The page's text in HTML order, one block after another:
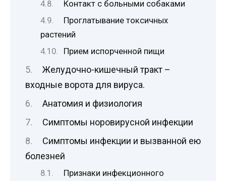
Контакт с больными собаками
Проглатывание токсичных
растений
Прием испорченной пищи
Желудочно-кишечный тракт –
входные ворота для вируса.
Анатомия и физиология
Симптомы норовирусной инфекции
Симптомы инфекции и вызванной ею
болезней
Признаки инфекционного